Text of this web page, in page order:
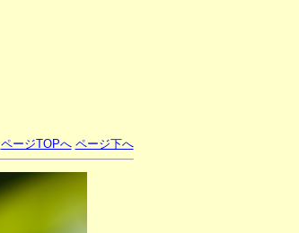
ページTOPへ ページ下へ